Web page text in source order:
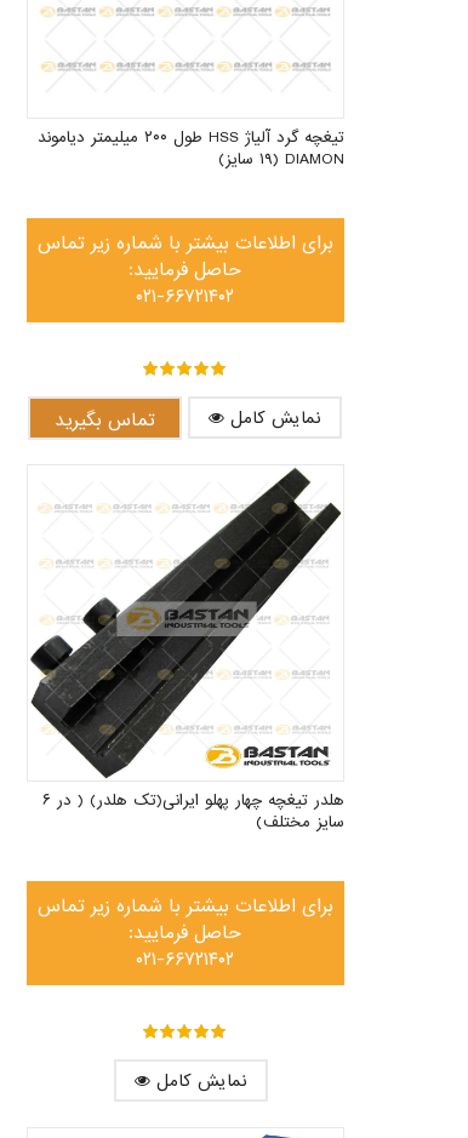
تیغچه گرد آلیاژ HSS طول ۲۰۰ میلیمتر دیاموند
DIAMON (۱۹ سایز)
برای اطلاعات بیشتر با شماره زیر تماس
حاصل فرمایید:
۰۲۱-۶۶۷۲۱۴۰۲
نمایش کامل تماس بگیرید
هلدر تیغچه چهار پهلو ایرانی(تک هلدر) ( در ۶
سایز مختلف)
برای اطلاعات بیشتر با شماره زیر تماس
حاصل فرمایید:
۰۲۱-۶۶۷۲۱۴۰۲
نمایش کامل